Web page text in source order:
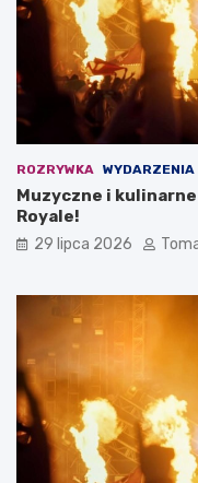
ROZRYWKA WYDARZENIA
Muzyczne i
Royale!
29 lipca 2026